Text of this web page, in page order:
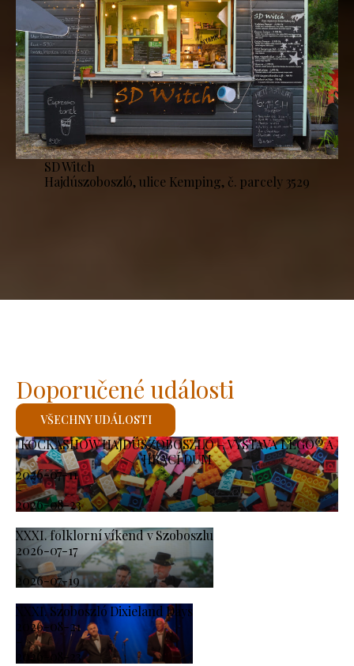
SD Witch
Hajdúszoboszló, ulice Kemping, č. parcely 3529
KOCKASHOW HAJDÚSZOBOSZLÓ – VÝSTAVA LEGO® A
HRACÍ DŮM
2026-07-11
-
2026-08-23
XXXI. folklorní víkend v Szoboszlu
2026-07-17
-
2026-07-19
XXXI. Szoboszló Dixieland Days
2026-08-21
-
2026-08-23
Doporučené události
VŠECHNY UDÁLOSTI